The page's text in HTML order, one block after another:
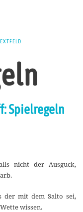
Spielregeln
nicht der Ausguck,
der mit dem Salto sei,
wissen.